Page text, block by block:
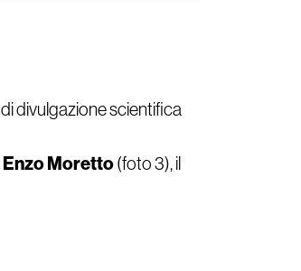
divulgazione scientifica
Moretto(foto 3), il